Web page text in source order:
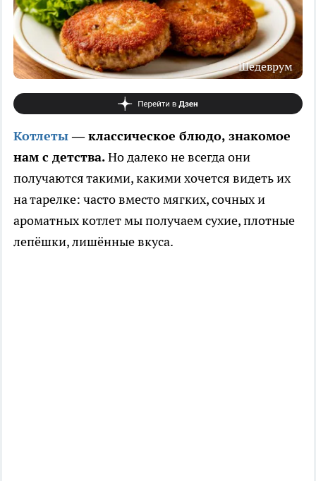
Шедеврум
Котлеты— классическое блюдо, знакомое
нам с детства.Но далеко не всегда они
получаются такими, какими хочется видеть их
на тарелке: часто вместо мягких, сочных и
ароматных котлет мы получаем сухие, плотные
лепёшки, лишённые вкуса.